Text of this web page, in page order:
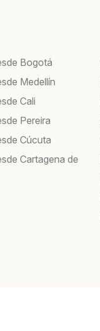
Bogotá
Medellín
Cali
Pereira
Cúcuta
Cartagena de